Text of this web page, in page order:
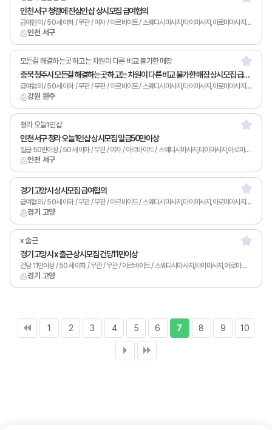
인천 서구
인천 서구 청결에 진심인 샵 상시모집 급여협의
급여협의 / 50세 이하 / 무관 / 여자 / 아르바이트 / 스웨디시마사지,타이마사지,아로마마사지,스포츠마사지,남녀왁싱,카운터관리,토탈샵관리,1인샵,홈케어,림프
강원 원주
모든걸 해결하는곳 하고는 차원이 다른 비교 불가한 매장
충북 청주시 모든걸 해결하는곳 하고는 차원이 다른 비교 불가한 매장 상시모집 급여협의
급여협의 / 50세 이하 / 무관 / 무관 / 아르바이트 / 스웨디시마사지,타이마사지,아로마마사지,스포츠마사지,발마사지,피부관리,남녀왁싱,카운터관리,토탈샵관리,1인샵,홈케어,림프
인천 서구
청라 오늘1인샵
인천 서구 청라 오늘1인샵 상시모집 일급50만이상
일급 50만이상 / 50세 이하 / 무관 / 여자 / 아르바이트 / 스웨디시마사지,타이마사지,아로마마사지,스포츠마사지,발마사지,피부관리,남녀왁싱,카운터관리,토탈샵관리,1인샵,홈케어,림프
경기 고양
경기 고양시 상시모집 급여협의
급여협의 / 50세 이하 / 무관 / 무관 / 아르바이트 / 스웨디시마사지,타이마사지,아로마마사지,발마사지,토탈샵관리,1인샵,림프
경기 고양
x 출근
경기 고양시 x 출근 상시모집 건당11만이상
건당 11만이상 / 50세 이하 / 무관 / 무관 / 아르바이트 / 스웨디시마사지,타이마사지,아로마마사지,피부관리,남녀왁싱,카운터관리,1인샵,홈케어,림프
1 2 3 4 5 6 7 8 9 10